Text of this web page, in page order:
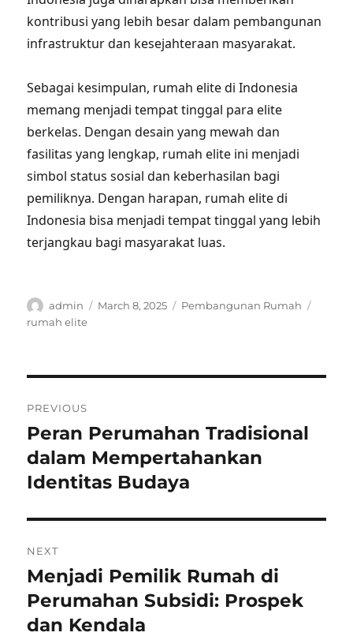
kontribusi yang lebih besar dalam pembangunan
infrastruktur dan kesejahteraan masyarakat.
Sebagai kesimpulan, rumah elite di Indonesia
memang menjadi tempat tinggal para elite
berkelas. Dengan desain yang mewah dan
fasilitas yang lengkap, rumah elite ini menjadi
simbol status sosial dan keberhasilan bagi
pemiliknya. Dengan harapan, rumah elite di
Indonesia bisa menjadi tempat tinggal yang lebih
terjangkau bagi masyarakat luas.
Author
admin
Posted
March 8, 2025 Categories
Pembangunan Rumah
rumah elite
navigation
PREVIOUS
Previous
post:
Peran Perumahan Tradisional
dalam Mempertahankan
Identitas Budaya
NEXT
Next
post:
Menjadi Pemilik Rumah di
Perumahan Subsidi: Prospek
dan Kendala